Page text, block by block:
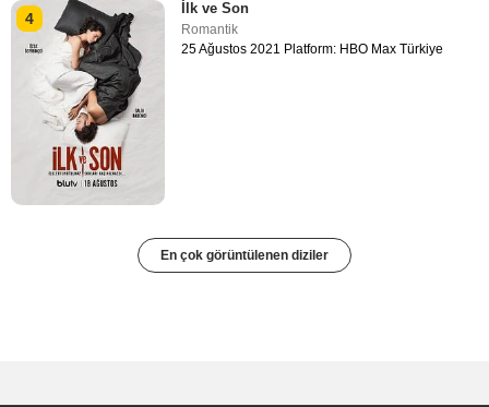
4
İlk ve Son
Romantik
25 Ağustos 2021 Platform: HBO Max Türkiye
En çok görüntülenen diziler